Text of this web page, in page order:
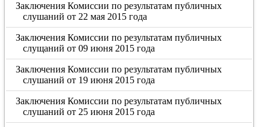
Заключения Комиссии по результатам публичных
слушаний от 22 мая 2015 года
Заключения Комиссии по результатам публичных
слущаний от 09 июня 2015 года
Заключения Комиссии по результатам публичных
слушаний от 19 июня 2015 года
Заключения Комиссии по результатам публичных
слушаний от 25 июня 2015 года